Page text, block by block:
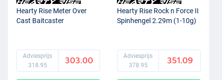
Hearty Rise Meter Over
Cast Baitcaster
Adviesprijs
318.95
303.00
Hearty Rise Rock n Force II
Spinhengel 2.29m (1-10g)
Adviesprijs
378.95
351.09